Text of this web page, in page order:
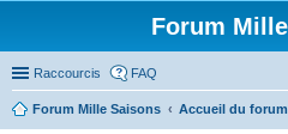
Forum
Raccourcis FAQ
Forum Mille Saisons
Accueil du forum